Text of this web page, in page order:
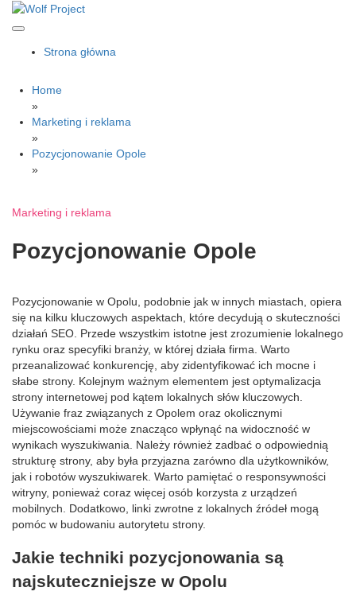
Skip
Wolf Project
Strona główna
Home
»
Marketing i reklama
»
Pozycjonowanie Opole
»
Marketing i reklama
Pozycjonowanie Opole
Pozycjonowanie w Opolu, podobnie jak w innych miastach, opiera
się na kilku kluczowych aspektach, które decydują o skuteczności
działań SEO. Przede wszystkim istotne jest zrozumienie lokalnego
rynku oraz specyfiki branży, w której działa firma. Warto
przeanalizować konkurencję, aby zidentyfikować ich mocne i
słabe strony. Kolejnym ważnym elementem jest optymalizacja
strony internetowej pod kątem lokalnych słów kluczowych.
Używanie fraz związanych z Opolem oraz okolicznymi
miejscowościami może znacząco wpłynąć na widoczność w
wynikach wyszukiwania. Należy również zadbać o odpowiednią
strukturę strony, aby była przyjazna zarówno dla użytkowników,
jak i robotów wyszukiwarek. Warto pamiętać o responsywności
witryny, ponieważ coraz więcej osób korzysta z urządzeń
mobilnych. Dodatkowo, linki zwrotne z lokalnych źródeł mogą
pomóc w budowaniu autorytetu strony.
Jakie techniki pozycjonowania są
najskuteczniejsze w Opolu